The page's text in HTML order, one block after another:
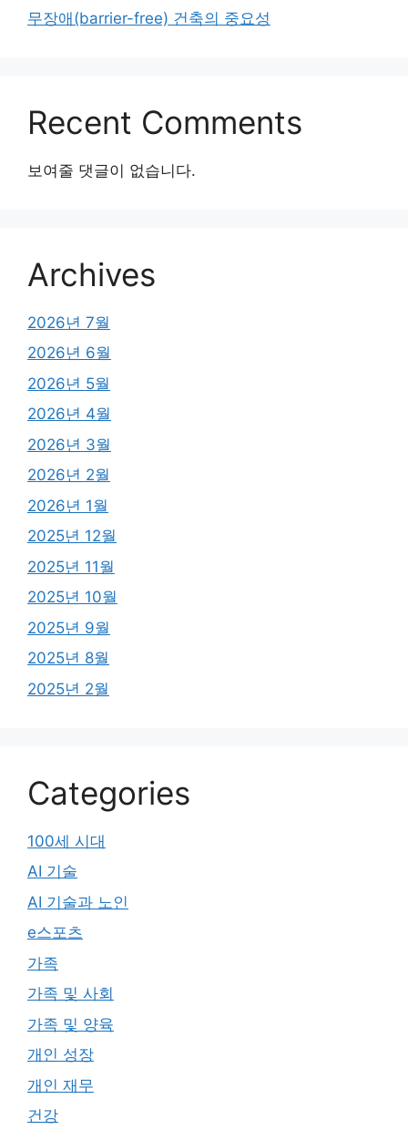
무장애(barrier-free) 건축의 중요성
Recent Comments
보여줄 댓글이 없습니다.
Archives
2026년 7월
2026년 6월
2026년 5월
2026년 4월
2026년 3월
2026년 2월
2026년 1월
2025년 12월
2025년 11월
2025년 10월
2025년 9월
2025년 8월
2025년 2월
Categories
100세 시대
AI 기술
AI 기술과 노인
e스포츠
가족
가족 및 사회
가족 및 양육
개인 성장
개인 재무
건강